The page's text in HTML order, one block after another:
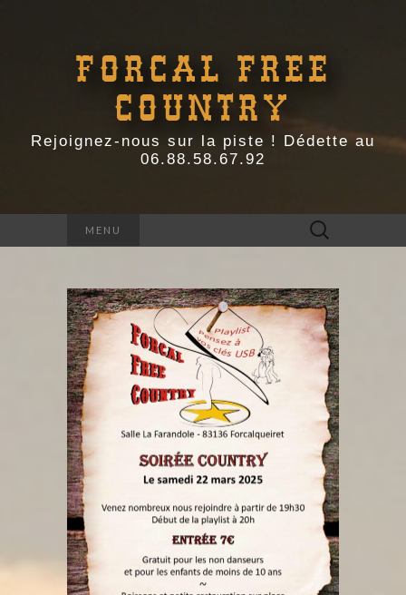
FORCAL FREE
COUNTRY
Rejoignez-nous sur la piste ! Dédette au
06.88.58.67.92
MENU Rechercher :